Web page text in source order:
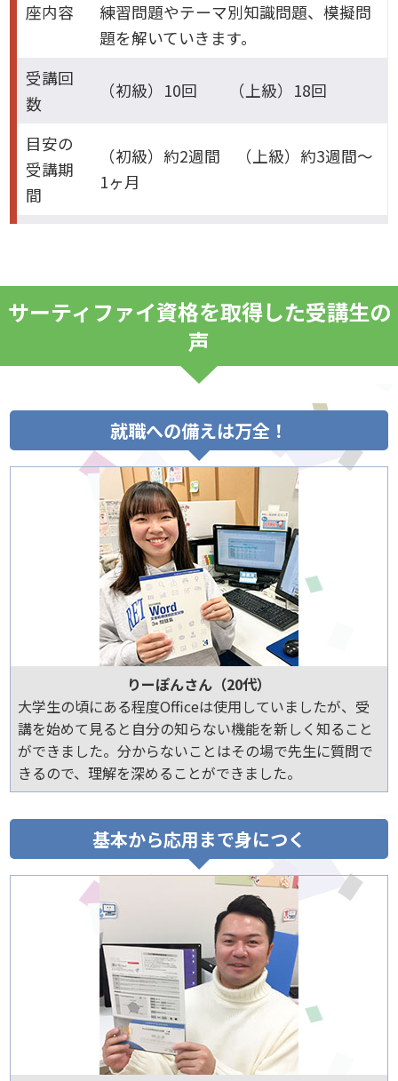
座内容
練習問題やテーマ別知識問題、模擬問
題を解いていきます。
受講回
数
（初級）10回 （上級）18回
目安の
受講期
間
（初級）約2週間 （上級）約3週間～
1ヶ月
サーティファイ資格を取得した受講生の
声
就職への備えは万全！
りーぽんさん（20代）
大学生の頃にある程度Officeは使用していましたが、受
講を始めて見ると自分の知らない機能を新しく知ること
ができました。分からないことはその場で先生に質問で
きるので、理解を深めることができました。
基本から応用まで身につく